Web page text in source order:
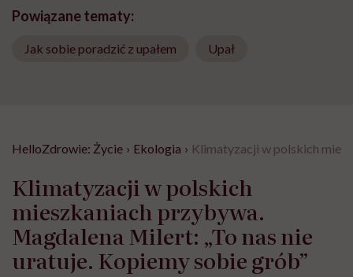
Powiązane tematy:
Jak sobie poradzić z upałem Upał
HelloZdrowie: Życie › Ekologia › Klimatyzacji w polskich
Klimatyzacji w polskich
mieszkaniach przybywa.
Magdalena Milert: „To nas nie
uratuje. Kopiemy sobie grób”